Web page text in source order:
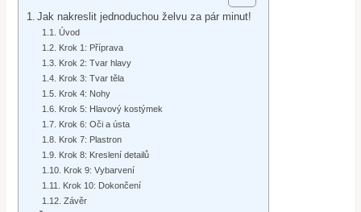
Jak nakreslit jednoduchou želvu za pár minut!
Úvod
Krok 1: Příprava
Krok 2: Tvar hlavy
Krok 3: Tvar těla
Krok 4: Nohy
Krok 5: Hlavový kostýmek
Krok 6: Oči a ústa
Krok 7: Plastron
Krok 8: Kreslení detailů
Krok 9: Vybarvení
Krok 10: Dokončení
Závěr